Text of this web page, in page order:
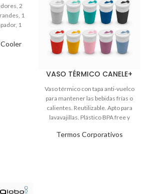
Cooler
VASO TÉRMICO CANELE+
Termos Corporativos